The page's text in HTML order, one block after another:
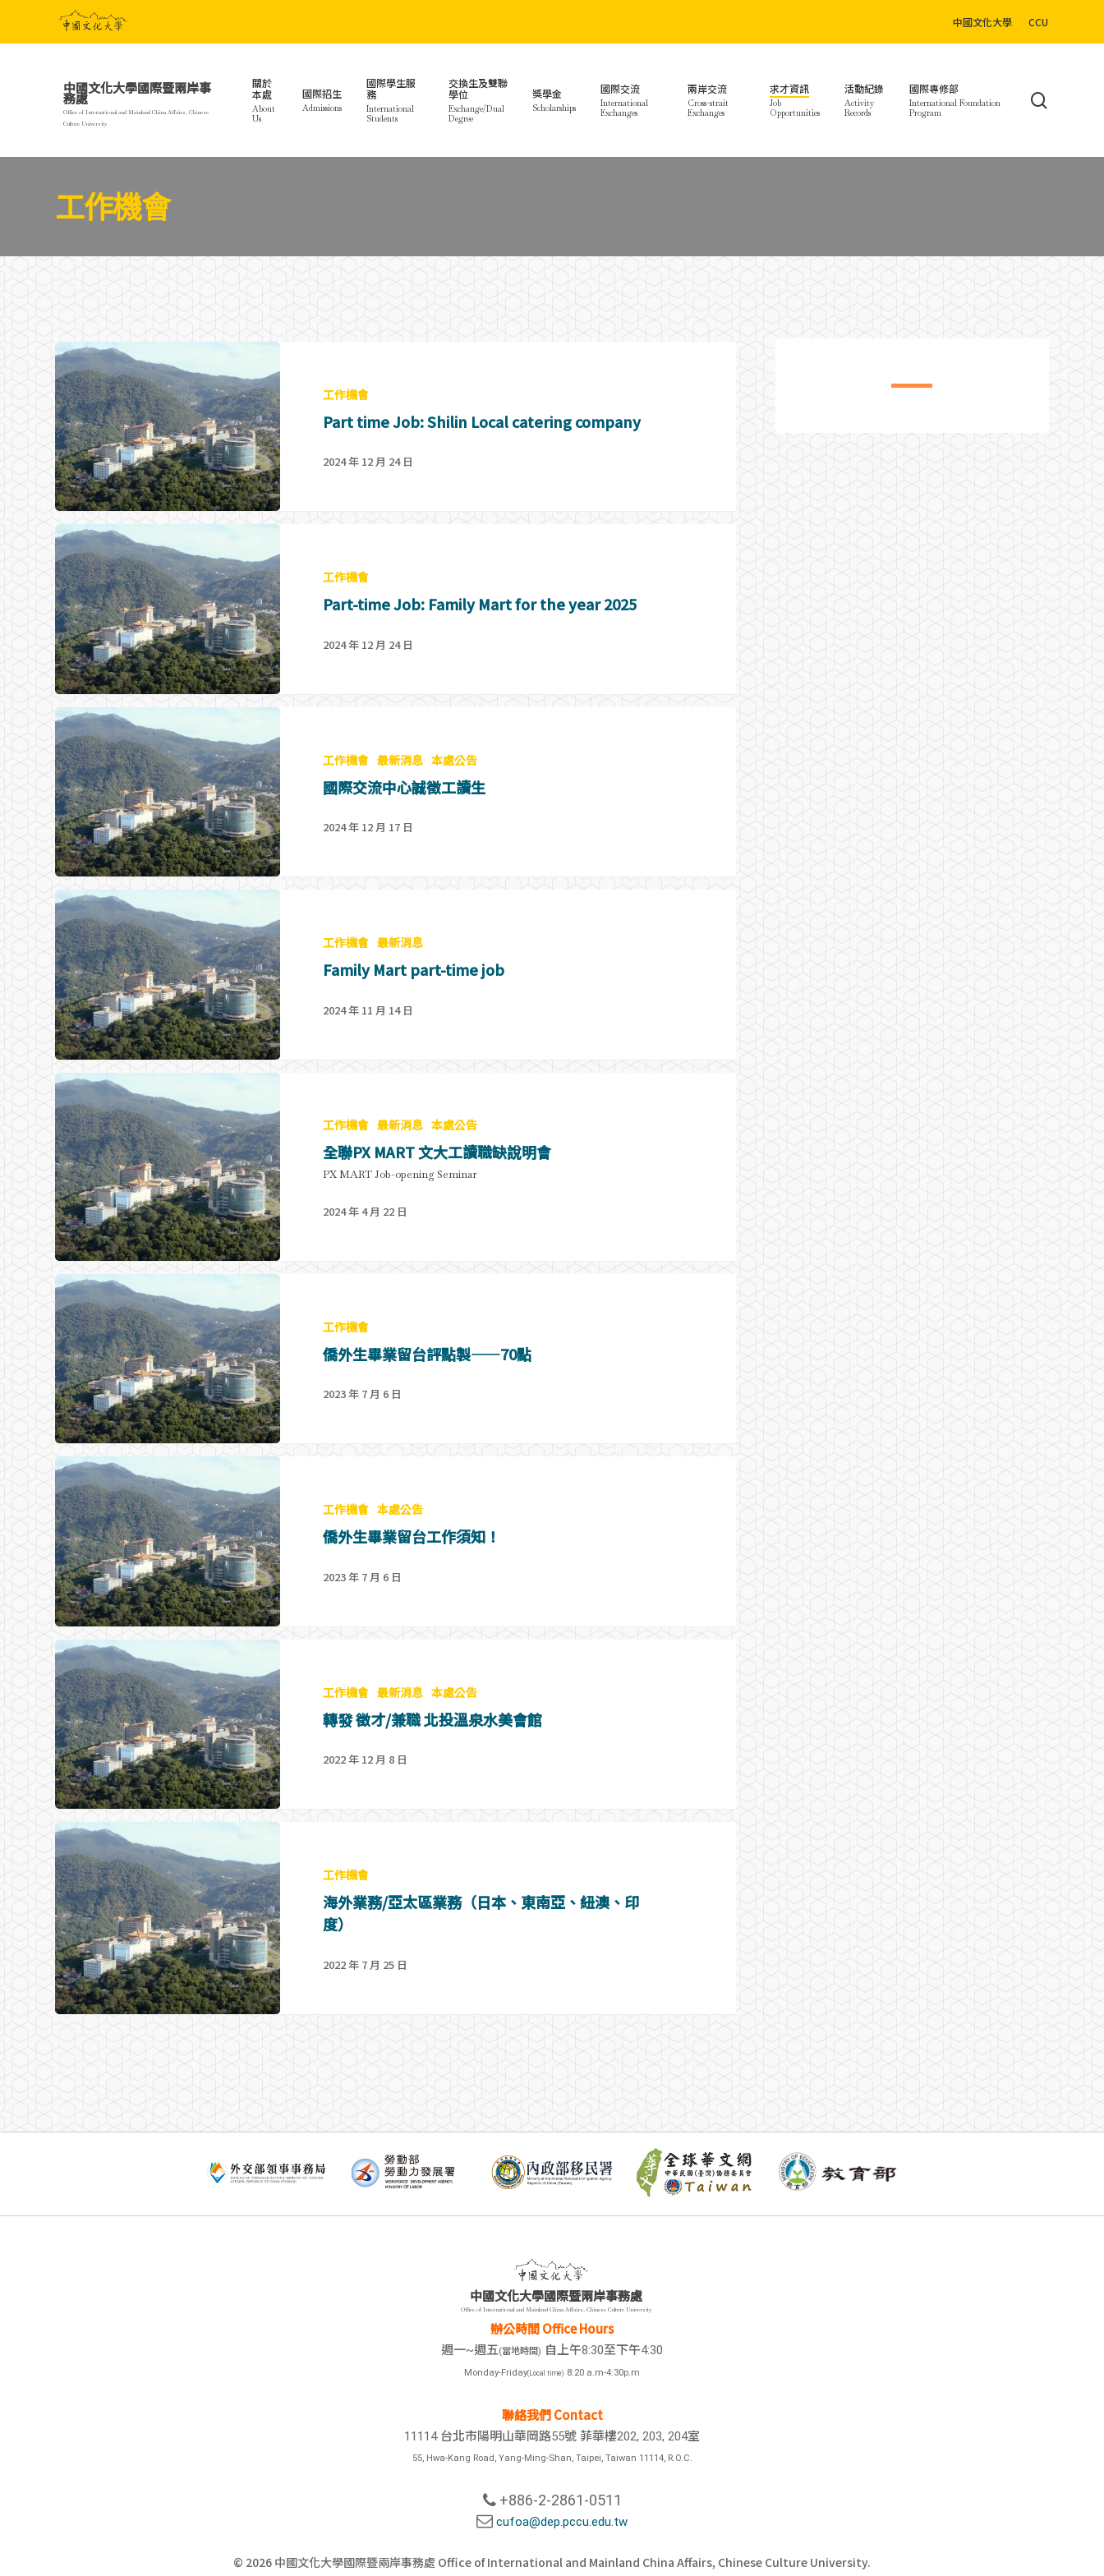
中國文化大學 CCU
Hit enter to search or ESC to close
中國文化大學國際暨兩岸事
務處
Office of International and Mainland China Affairs, Chinese
Culture University
關於
本處
About
Us
國際招生
Admissions
國際學生服
務
International
Students
交換生及雙聯
學位
Exchange/Dual
Degree
獎學金
Scholarships
國際交流
International
Exchanges
兩岸交流
Cross-strait
Exchanges
求才資訊
Job
Opportunities
活動紀錄
Activity
Records
國際專修部
International Foundation
Program
工作機會
工作機會
Part time Job: Shilin Local catering company
2024 年 12 月 24 日
工作機會
Part-time Job: Family Mart for the year 2025
2024 年 12 月 24 日
工作機會 最新消息 本處公告
國際交流中心誠徵工讀生
2024 年 12 月 17 日
工作機會 最新消息
Family Mart part-time job
2024 年 11 月 14 日
工作機會 最新消息 本處公告
全聯PX MART 文大工讀職缺說明會
PX MART Job-opening Seminar
2024 年 4 月 22 日
工作機會
僑外生畢業留台評點製——70點
2023 年 7 月 6 日
工作機會 本處公告
僑外生畢業留台工作須知！
2023 年 7 月 6 日
工作機會 最新消息 本處公告
轉發 徵才/兼職 北投溫泉水美會館
2022 年 12 月 8 日
工作機會
海外業務/亞太區業務（日本、東南亞、紐澳、印
度）
2022 年 7 月 25 日
中國文化大學國際暨兩岸事務處
Office of International and Mainland China Affairs, Chinese Culture University
辦公時間 Office Hours
週一~週五(當地時間) 自上午8:30至下午4:30
Monday-Friday(Local time) 8:20 a.m-4:30p.m
聯絡我們 Contact
11114 台北市陽明山華岡路55號 菲華樓202, 203, 204室
55, Hwa-Kang Road, Yang-Ming-Shan, Taipei, Taiwan 11114, R.O.C.
+886-2-2861-0511
cufoa@dep.pccu.edu.tw
© 2026 中國文化大學國際暨兩岸事務處 Office of International and Mainland China Affairs, Chinese Culture University.